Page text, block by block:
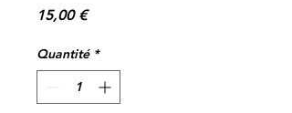
15,00 €Prix
Quantité *